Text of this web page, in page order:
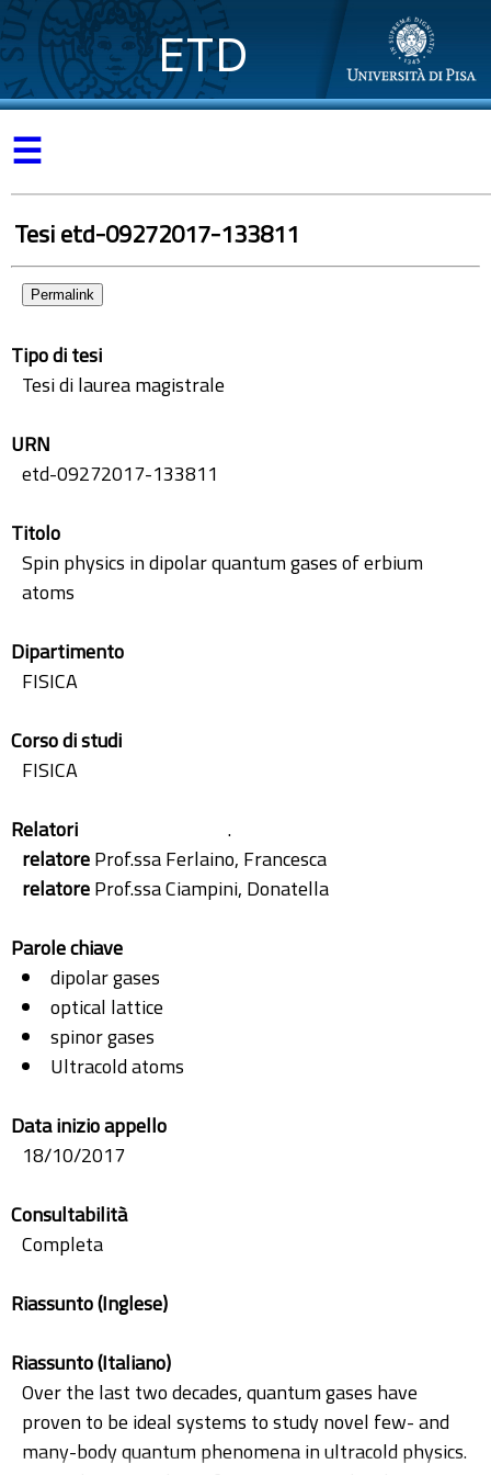
ETD
☰
Tesi etd-09272017-133811
Permalink
Tipo di tesi
Tesi di laurea magistrale
URN
etd-09272017-133811
Titolo
Spin physics in dipolar quantum gases of erbium
atoms
Dipartimento
FISICA
Corso di studi
FISICA
Relatori
.
relatoreProf.ssa Ferlaino, Francesca
relatoreProf.ssa Ciampini, Donatella
Parole chiave
dipolar gases
optical lattice
spinor gases
Ultracold atoms
Data inizio appello
18/10/2017
Consultabilità
Completa
Riassunto (Inglese)
Riassunto (Italiano)
Over the last two decades, quantum gases have
proven to be ideal systems to study novel few- and
many-body quantum phenomena in ultracold physics.